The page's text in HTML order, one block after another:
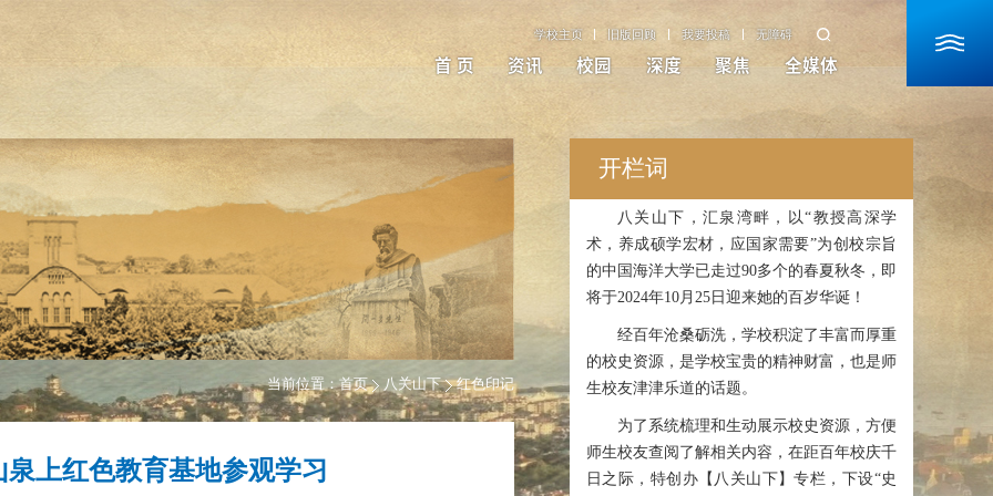
学校主页 旧版回顾 我要投稿 无障碍
首 页 资讯 校园 深度 聚焦 全媒体
当前位置：首页 八关山下 红色印记
上红色教育基地参观学习
开栏词
八关山下，汇泉湾畔，以“教授高深学
术，养成硕学宏材，应国家需要”为创校宗旨
的中国海洋大学已走过90多个的春夏秋冬，即
将于2024年10月25日迎来她的百岁华诞！
经百年沧桑砺洗，学校积淀了丰富而厚重
的校史资源，是学校宝贵的精神财富，也是师
生校友津津乐道的话题。
为了系统梳理和生动展示校史资源，方便
师生校友查阅了解相关内容，在距百年校庆千
日之际，特创办【八关山下】专栏，下设“史